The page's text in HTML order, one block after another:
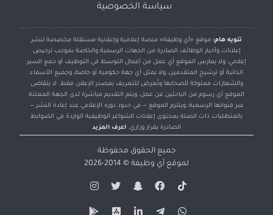
سياسة الخصوصية
تنويه هام: موقع «أي وظيفة» منصة إعلامية وإعلانية مستقلة مخصصة لنشر
إعلانات وأخبار الوظائف الصادرة من الجهات الرسمية والخاصة بموجب ترخيص
إعلامي، ولا يمارس الموقع أي عمل من أعمال التوسط في التوظيف أو جمع السير
الذاتية أو ترشيح المتقدمين، ولا يمثل أي جهة حكومية أو خاصة، وجميع الأسماء
والشعارات مملوكة لأصحابها وتُعرض للتعريف بمصدر الإعلان فقط. لا يتقاضى
الموقع أي رسوم من الباحثين عن عمل، ويتم التقديم مباشرة لدى الجهة المعلنة
عبر قنواتها الرسمية، ويلتزم الموقع — في حدود دوره الإعلامي عند إعادة النشر —
بالمتطلبات ذات الصلة بمحتوى إعلانات الشواغر الوظيفية الواردة في الضوابط
الصادرة بقرار وزاري. اعرف المزيد
جميع الحقوق محفوظة
لموقع أي وظيفة © 2014-2026